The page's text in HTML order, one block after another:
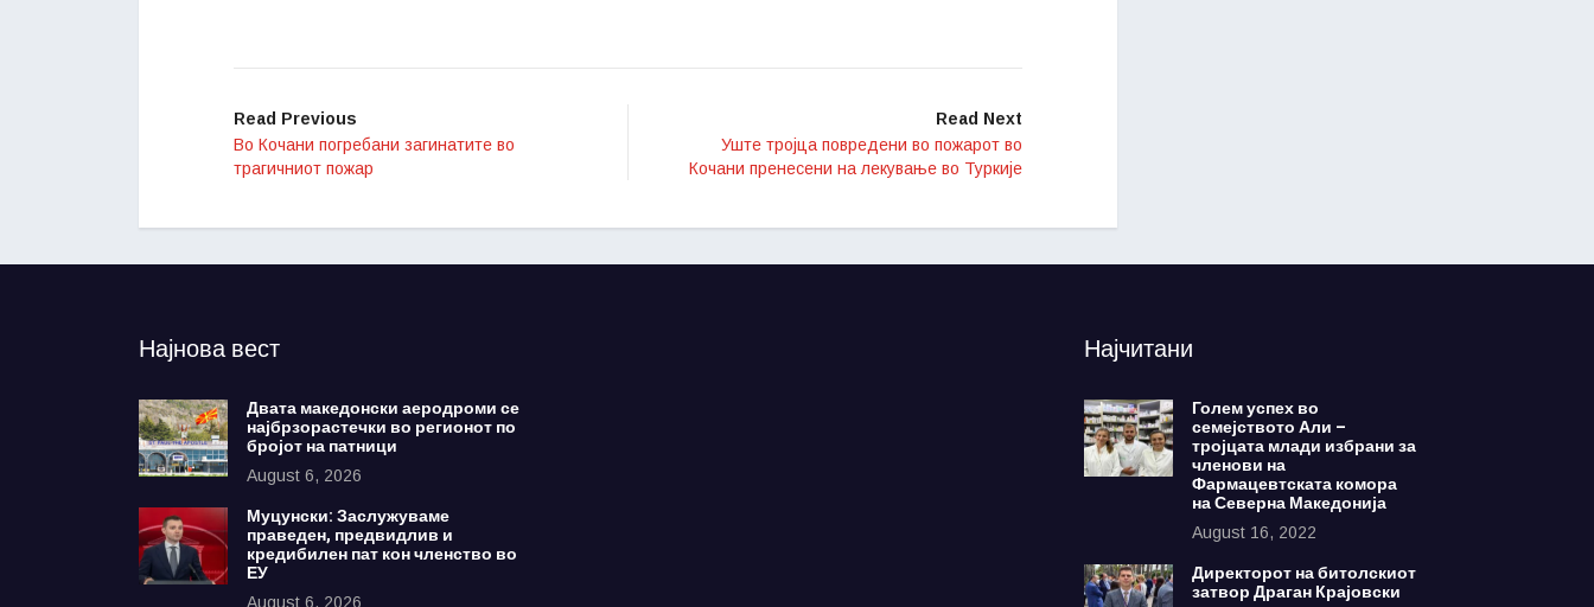
Read Previous
Во Кочани погребани загинатите во
трагичниот пожар
Read Next
Уште тројца повредени во пожарот во
Кочани пренесени на лекување во Туркије
Најнова вест
Двата македонски аеродроми се
најбрзорастечки во регионот по
бројот на патници
August 6, 2026
Муцунски: Заслужуваме
праведен, предвидлив и
кредибилен пат кон членство во
ЕУ
August 6, 2026
Најчитани
Голем успех во
семејството Али –
тројцата млади избрани за
членови на
Фармацевтската комора
на Северна Македонија
August 16, 2022
Директорот на битолскиот
затвор Драган Крајовски